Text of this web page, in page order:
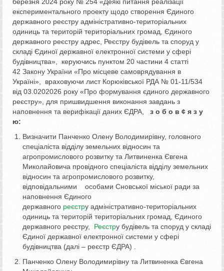
експериментального проекту щодо створення Єдиного
державного реєстру адміністративно-територіальних
одиниць та територій територіальних громад, Єдиного
державного реєстру адрес, Реєстру будівель та споруд у
складі Єдиної державної електронної системи у сфері
будівництва», керуючись пунктом 20 частини 4 статті
42 Закону України «Про місцеве самоврядування в
Україні», враховуючи лист Корюківської РДА № 01-11/534
від 03.0202026 року «Про формування єдиного державного
реєстру», для пришвидшення виконання завдань з
наповнення та верифікації даних ЄДРА, з о б о в ¢ я з у
ю:
Визначити Панченко Олену Володимирівну, головного
спеціаліста відділу земельних відносин та
агропромислового розвитку та Литвиненка Євгена
Миколайовича провідного спеціаліста відділу земельних
відносин та агропромислового розвитку,
відповідальними особами Сновської міської ради за
наповнення Єдиного
державного реєстру адміністративно-територіальних
одиниць та територій територіальних громад, Єдиного
державного реєстру, Реєстру будівель та споруд у складі
Єдиної державної електронної системи у сфері
будівництва (далі – реєстр ЄДРА) .
Панченко Олену Володимирівну та Литвиненка Євгена